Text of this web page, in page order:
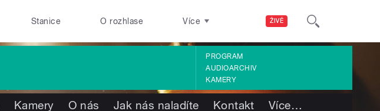
ŽIVĚ
Stanice O rozhlase Více
PROGRAM
AUDIOARCHIV
KAMERY
Kamery O nás Jak nás naladíte Kontakt Více…